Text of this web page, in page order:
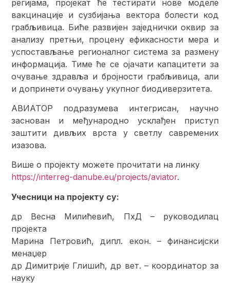
регијама, пројекат ће тестирати нове моделе
вакцинације и сузбијања вектора болести код
грабљивица. Биће развијен заједнички оквир за
анализу претњи, процену ефикасности мера и
успостављање регионалног система за размену
информација. Тиме ће се ојачати капацитети за
очување здравља и бројности грабљивица, али
и допринети очувању укупног биодиверзитета.
АВИАТОР подразумева интегрисан, научно
заснован и међународно усклађен приступ
заштити дивљих врста у светлу савремених
изазова.
Више о пројекту можете прочитати на линку
https://interreg-danube.eu/projects/aviator.
Учесници на пројекту су:
др Весна Милићевић, ПхД – руководилац
пројекта
Марина Петровић, дипл. екон. – финансијски
менаџер
др Димитрије Глишић, др вет. – координатор за
науку